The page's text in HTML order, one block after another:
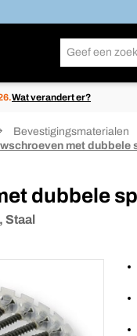
Wat verandert er?
Bevestigingsmaterialen
met dubbele
dubbele
Staal